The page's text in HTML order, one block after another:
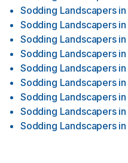
Sodding Landscapers in
Sodding Landscapers in
Sodding Landscapers in
Sodding Landscapers in
Sodding Landscapers in
Sodding Landscapers in
Sodding Landscapers in
Sodding Landscapers in
Sodding Landscapers in